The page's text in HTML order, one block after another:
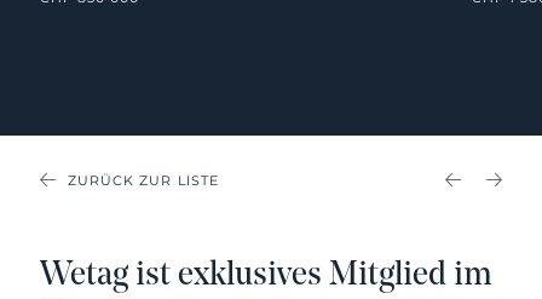
ZURÜCK ZUR LISTE
Wetag ist exklusives Mitglied im